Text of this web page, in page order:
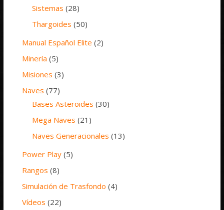
Sistemas (28)
Thargoides (50)
Manual Español Elite (2)
Minería (5)
Misiones (3)
Naves (77)
Bases Asteroides (30)
Mega Naves (21)
Naves Generacionales (13)
Power Play (5)
Rangos (8)
Simulación de Trasfondo (4)
Vídeos (22)